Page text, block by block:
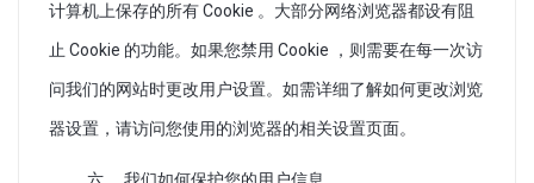
计算机上保存的所有 Cookie 。大部分网络浏览器都设有阻
止 Cookie 的功能。如果您禁用 Cookie ，则需要在每一次访
问我们的网站时更改用户设置。如需详细了解如何更改浏览
器设置，请访问您使用的浏览器的相关设置页面。